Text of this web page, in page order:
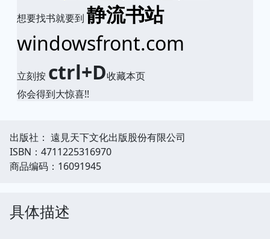
想要找书就要到 静流书站
windowsfront.com
立刻按 ctrl+D收藏本页
你会得到大惊喜!!
出版社： 遠見天下文化出版股份有限公司
ISBN：4711225316970
商品编码：16091945
具体描述